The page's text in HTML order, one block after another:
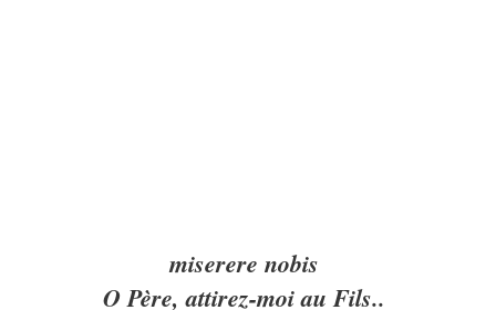
miserere nobis
O Père, attirez-moi au Fils..